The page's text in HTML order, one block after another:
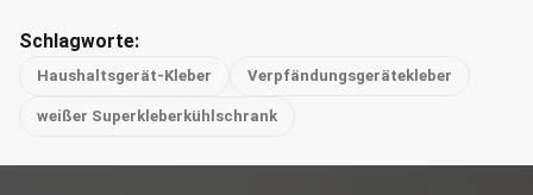
Schlagworte:
Haushaltsgerät-Kleber Verpfändungsgerätekleber
weißer Superkleberkühlschrank